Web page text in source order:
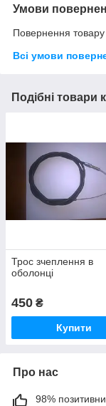
Умови
Повернення
Всі умови
Подібні товари
Трос зчеплення в
оболонці
450 ₴
Купити
Про нас
98%